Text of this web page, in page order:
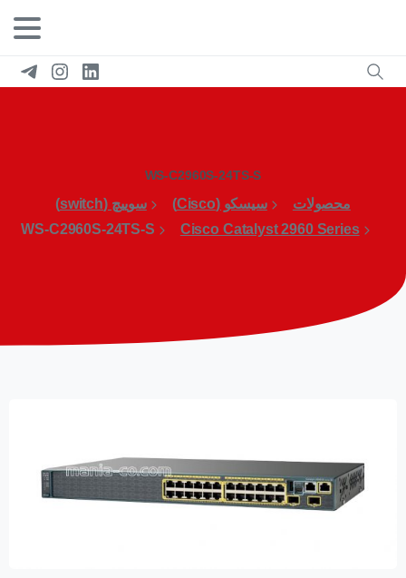
WS-C2960S-24TS-S
محصولات سیسکو (Cisco)
سوییچ (switch)
Cisco Catalyst 2960 Series
WS-C2960S-24TS-S